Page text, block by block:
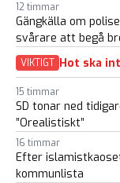
12 timmar
Gängkälla om
svårare att begå
VIKTIGT Hot ska
15 timmar
SD tonar ned
”Orealistiskt”
16 timmar
Efter
kommunlista